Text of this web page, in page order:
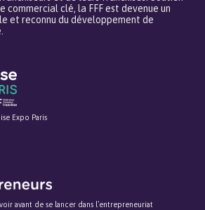
commercial clé, la FFF est devenue un
et reconnu du développement de
Expo Paris
avant de se lancer dans l’entrepreneuriat